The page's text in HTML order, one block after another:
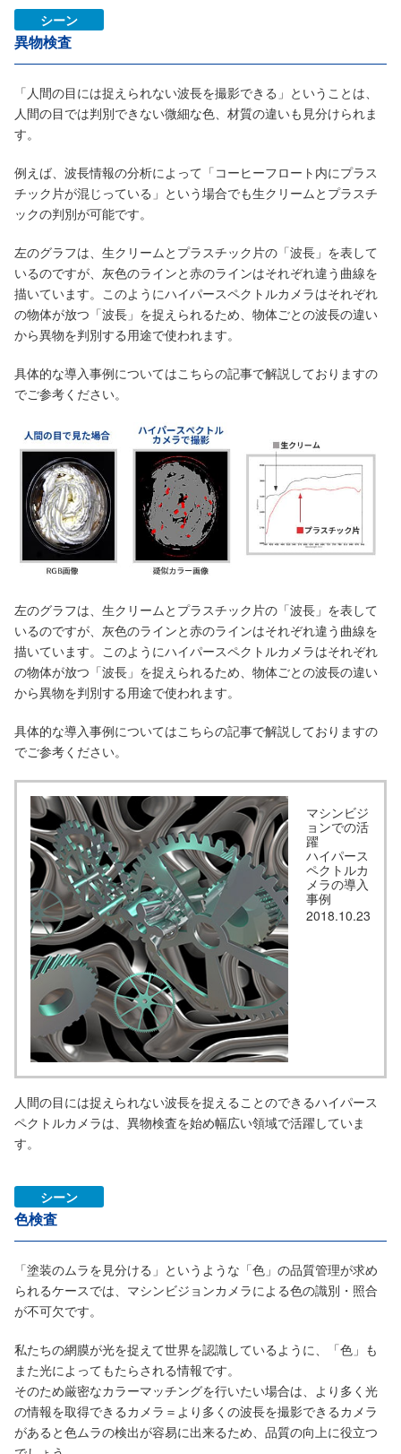
シーン
異物検査
「人間の目には捉えられない波長を撮影できる」ということは、
人間の目では判別できない微細な色、材質の違いも見分けられま
す。
例えば、波長情報の分析によって「コーヒーフロート内にプラス
チック片が混じっている」という場合でも生クリームとプラスチ
ックの判別が可能です。
左のグラフは、生クリームとプラスチック片の「波長」を表して
いるのですが、灰色のラインと赤のラインはそれぞれ違う曲線を
描いています。このようにハイパースペクトルカメラはそれぞれ
の物体が放つ「波長」を捉えられるため、物体ごとの波長の違い
から異物を判別する用途で使われます。
具体的な導入事例についてはこちらの記事で解説しておりますの
でご参考ください。
左のグラフは、生クリームとプラスチック片の「波長」を表して
いるのですが、灰色のラインと赤のラインはそれぞれ違う曲線を
描いています。このようにハイパースペクトルカメラはそれぞれ
の物体が放つ「波長」を捉えられるため、物体ごとの波長の違い
から異物を判別する用途で使われます。
具体的な導入事例についてはこちらの記事で解説しておりますの
でご参考ください。
マシンビジ
ョンでの活
躍
ハイパース
ペクトルカ
メラの導入
事例
2018.10.23
人間の目には捉えられない波長を捉えることのできるハイパース
ペクトルカメラは、異物検査を始め幅広い領域で活躍していま
す。
シーン
色検査
「塗装のムラを見分ける」というような「色」の品質管理が求め
られるケースでは、マシンビジョンカメラによる色の識別・照合
が不可欠です。
私たちの網膜が光を捉えて世界を認識しているように、「色」も
また光によってもたらされる情報です。
そのため厳密なカラーマッチングを行いたい場合は、より多く光
の情報を取得できるカメラ＝より多くの波長を撮影できるカメラ
があると色ムラの検出が容易に出来るため、品質の向上に役立つ